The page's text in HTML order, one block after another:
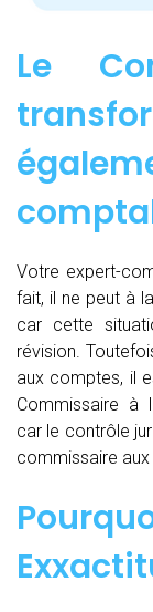
Le
Votre expert-
fait, il ne peut à
car cette
révision.
aux comptes, il
Commissaire à
car le contrôle
commissaire